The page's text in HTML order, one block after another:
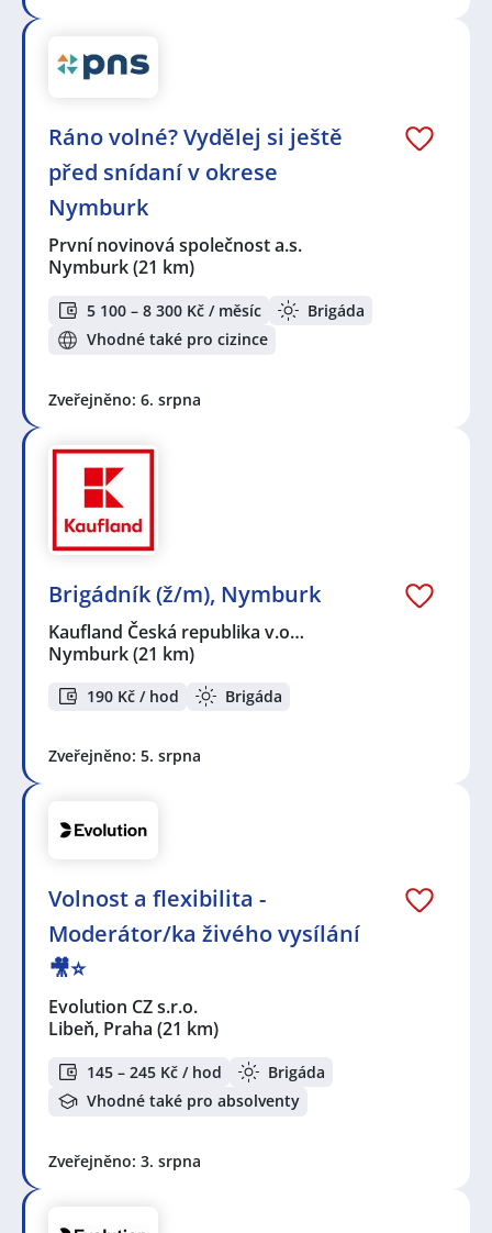
Ráno volné? Vydělej si ještě
před snídaní v okrese
Nymburk
První novinová společnost a.s.
Nymburk(21 km)
5 100 – 8 300 Kč / měsíc
Brigáda
Vhodné také pro cizince
Zveřejněno: 6. srpna
Brigádník (ž/m), Nymburk
Kaufland Česká republika v.o…
Nymburk(21 km)
190 Kč / hod Brigáda
Zveřejněno: 5. srpna
Volnost a flexibilita -
Moderátor/ka živého vysílání
🎥⭐️
Evolution CZ s.r.o.
Libeň, Praha (21 km)
145 – 245 Kč / hod
Brigáda
Vhodné také pro absolventy
Zveřejněno: 3. srpna